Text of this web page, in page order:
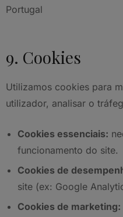
Portugal
9. Cookies
Utilizamos cookies para
utilizador, analisar o
Cookies essenciais:
funcionamento do site.
Cookies de
site (ex: Google
Cookies de marketing: